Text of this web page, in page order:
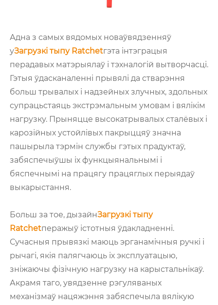
Адна з самых вядомых новаўвядзенняў
уЗагрузкі тыпу Ratchetгэта інтэграцыя
перадавых матэрыялаў і тэхналогій вытворчасці.
Гэтыя ўдасканаленні прывялі да стварэння
больш трывалых і надзейных злучных, здольных
супрацьстаяць экстрэмальным умовам і вялікім
нагрузку. Прыняцце высокатрывалых сталёвых і
карозійных устойлівых пакрыццяў значна
пашырыла тэрмін службы гэтых прадуктаў,
забяспечыўшы іх функцыянальнымі і
бяспечнымі на працягу працяглых перыядаў
выкарыстання.
Больш за тое, дызайнЗагрузкі тыпу
Ratchetперажыў істотныя ўдакладненні.
Сучасныя прывязкі маюць эрганамічныя ручкі і
рычагі, якія палягчаюць іх эксплуатацыю,
зніжаючы фізічную нагрузку на карыстальнікаў.
Акрамя таго, увядзенне рэгуляваных
механізмаў нацяжэння забяспечыла вялікую